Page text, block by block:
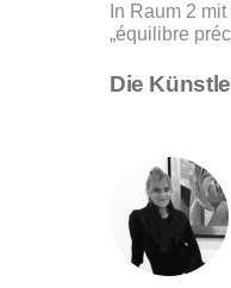
In Raum 2
„équilibre
Die